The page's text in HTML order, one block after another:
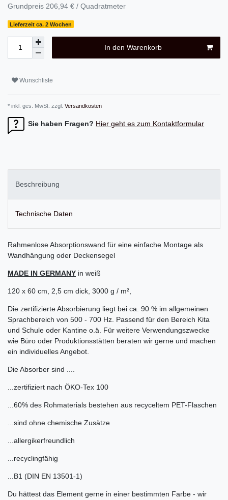
Grundpreis 206,94 € / Quadratmeter
Lieferzeit ca. 2 Wochen
In den Warenkorb
Wunschliste
* inkl. ges. MwSt. zzgl. Versandkosten
Sie haben Fragen? Hier geht es zum Kontaktformular
Beschreibung
Technische Daten
Rahmenlose Absorptionswand für eine einfache Montage als
Wandhängung oder Deckensegel
MADE IN GERMANY in weiß
120 x 60 cm, 2,5 cm dick, 3000 g / m²,
Die zertifizierte Absorbierung liegt bei ca. 90 % im allgemeinen
Sprachbereich von 500 - 700 Hz. Passend für den Bereich Kita
und Schule oder Kantine o.ä. Für weitere Verwendungszwecke
wie Büro oder Produktionsstätten beraten wir gerne und machen
ein individuelles Angebot.
Die Absorber sind ....
...zertifiziert nach ÖKO-Tex 100
...60% des Rohmaterials bestehen aus recyceltem PET-Flaschen
...sind ohne chemische Zusätze
...allergikerfreundlich
...recyclingfähig
...B1 (DIN EN 13501-1)
Du hättest das Element gerne in einer bestimmten Farbe - wir